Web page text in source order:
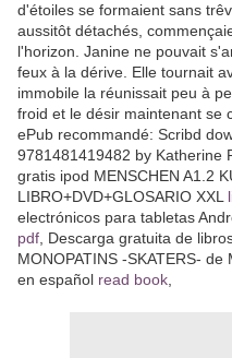
d'étoiles se formaient sans
aussitôt détachés,
l'horizon. Janine ne pouvait
feux à la dérive. Elle tournait
immobile la réunissait peu à
froid et le désir maintenant se
ePub recommandé: Scribd
9781481419482 by Katherine
gratis ipod MENSCHEN A1.2
LIBRO+DVD+GLOSARIO XXL
electrónicos para tabletas
pdf , Descarga gratuita de
MONOPATINS -SKATERS-
en español read book